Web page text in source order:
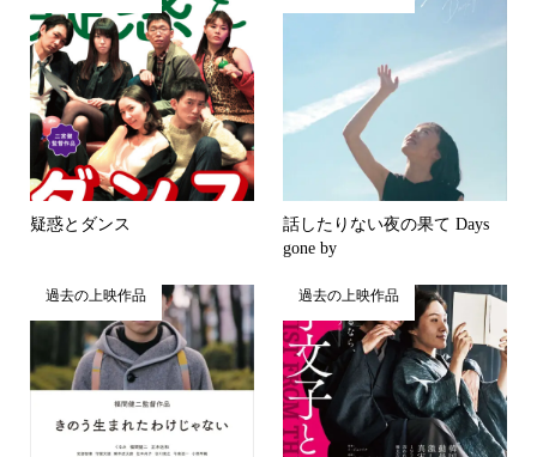
疑惑とダンス
話したりない夜の果て Days
gone by
過去の上映作品 過去の上映作品